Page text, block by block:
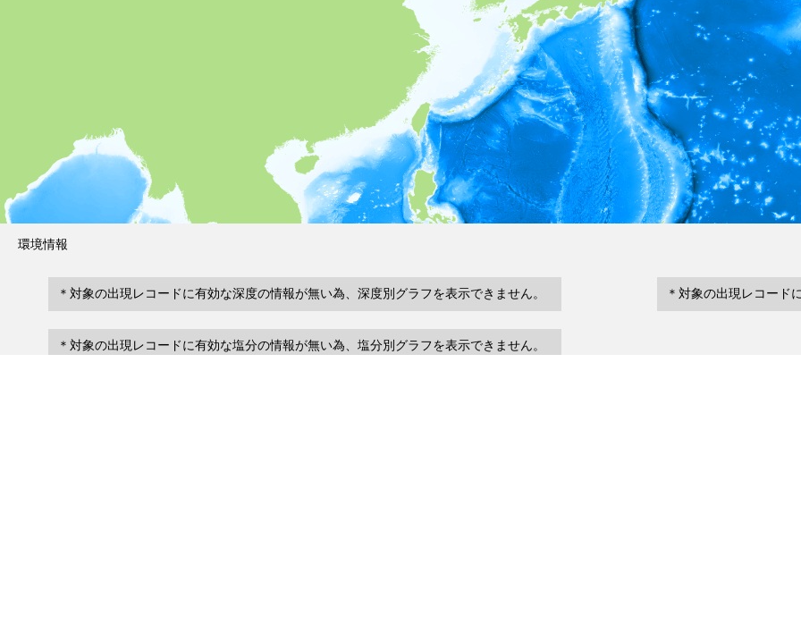
環境情報
＊対象の出現レコードに有効な深度の情報が無い為、深度別グラフを表示できません。 ＊対象の出現レコード
＊対象の出現レコードに有効な塩分の情報が無い為、塩分別グラフを表示できません。